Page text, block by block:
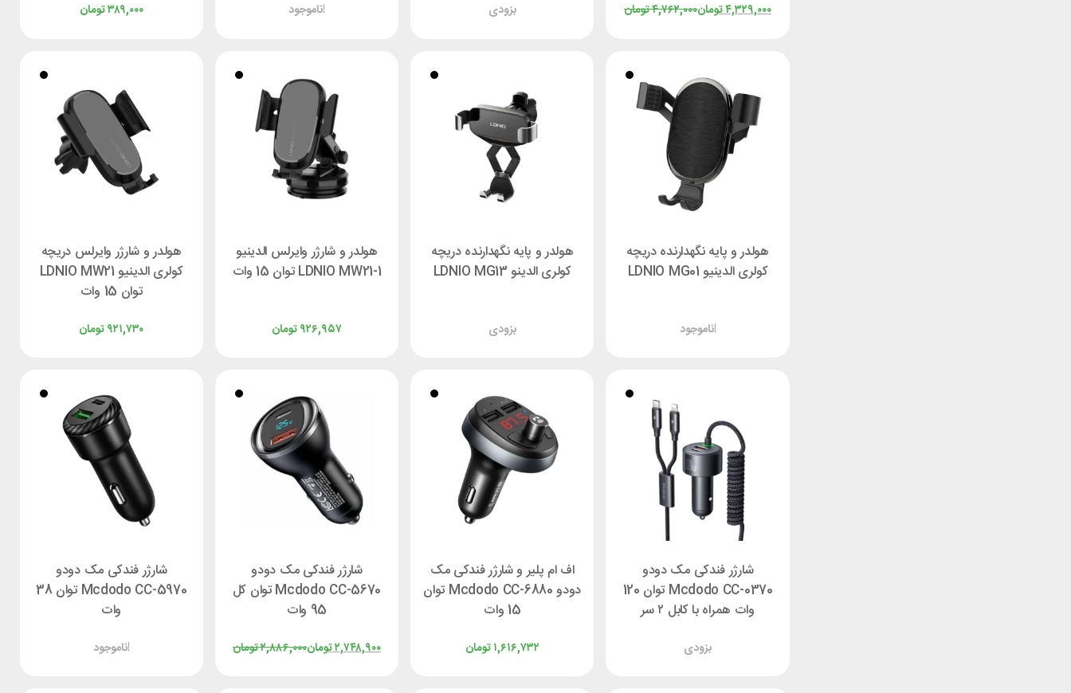
تومان۴,۷۶۲,۰۰۰تومان۴,۳۲۹,۰۰۰ بزودی ناموجود! تومان۳۸۹,۰۰۰
هولدر و پایه نگهدارنده دریچه
کولری الدینیو LDNIO MG01
ناموجود!
هولدر و پایه نگهدارنده دریچه
کولری الدینو LDNIO MG13
بزودی
هولدر و شارژر وایرلس الدینیو
LDNIO MW21-1 توان 15 وات
تومان۹۲۶,۹۵۷
هولدر و شارژر وایرلس دریچه
کولری الدینیو LDNIO MW21
توان 15 وات
تومان۹۲۱,۷۳۰
شارژر فندکی مک دودو
Mcdodo CC-0370 توان 120
وات همراه با کابل ۲ سر
بزودی
اف ام پلیر و شارژر فندکی مک
دودو Mcdodo CC-6880 توان
15 وات
تومان۱,۶۱۶,۷۳۲
شارژر فندکی مک دودو
Mcdodo CC-5670 توان کل
95 وات
تومان۲,۸۸۶,۰۰۰تومان۲,۷۴۸,۹۰۰
شارژر فندکی مک دودو
Mcdodo CC-5970 توان 38
وات
ناموجود!